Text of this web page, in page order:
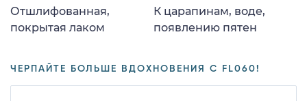
Отшлифованная,
покрытая лаком
К царапинам, воде,
появлению пятен
ЧЕРПАЙТЕ БОЛЬШЕ ВДОХНОВЕНИЯ С FL060!